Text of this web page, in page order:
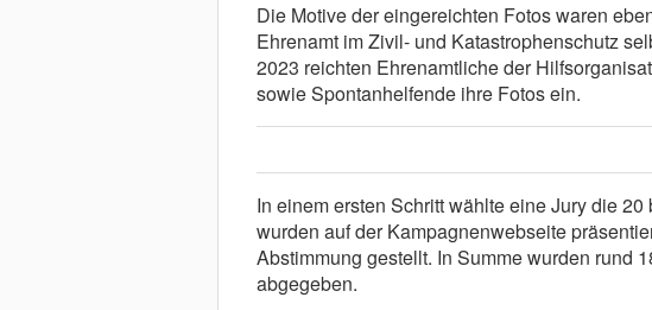
Die Motive der eingereichten Fotos waren
Ehrenamt im Zivil- und Katastrophenschutz
2023 reichten Ehrenamtliche der
sowie Spontanhelfende ihre Fotos ein.
In einem ersten Schritt wählte eine Jury die
wurden auf der Kampagnenwebseite
Abstimmung gestellt. In Summe wurden rund
abgegeben.